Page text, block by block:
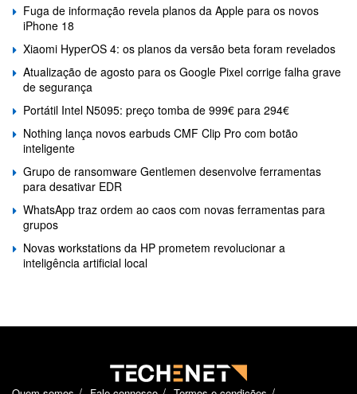
Fuga de informação revela planos da Apple para os novos
iPhone 18
Xiaomi HyperOS 4: os planos da versão beta foram revelados
Atualização de agosto para os Google Pixel corrige falha grave
de segurança
Portátil Intel N5095: preço tomba de 999€ para 294€
Nothing lança novos earbuds CMF Clip Pro com botão
inteligente
Grupo de ransomware Gentlemen desenvolve ferramentas
para desativar EDR
WhatsApp traz ordem ao caos com novas ferramentas para
grupos
Novas workstations da HP prometem revolucionar a
inteligência artificial local